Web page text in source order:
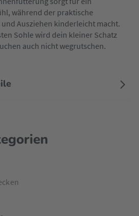
während der praktische
Ausziehen kinderleicht macht.
Sohle wird dein kleiner Schatz
auch nicht wegrutschen.